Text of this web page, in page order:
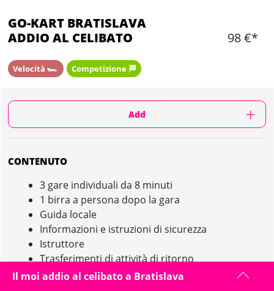
GO-KART BRATISLAVA
ADDIO AL CELIBATO
98 €*
Velocità 🏎️ Competizione 🏁
Add
CONTENUTO
3 gare individuali da 8 minuti
1 birra a persona dopo la gara
Guida locale
Informazioni e istruzioni di sicurezza
Istruttore
Trasferimenti di attività di ritorno
Il moi addio al celibato a Bratislava